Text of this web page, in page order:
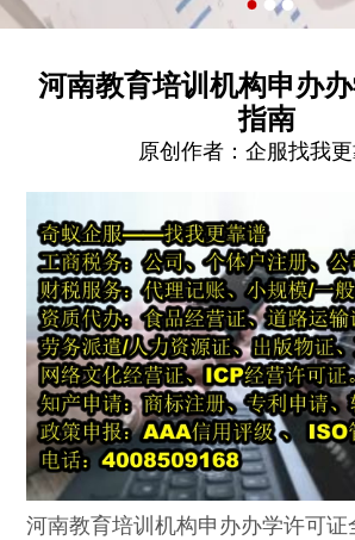
河南教育培训机构申办
指南
原创作者： 企服找我
河南教育培训机构申办办学许可证